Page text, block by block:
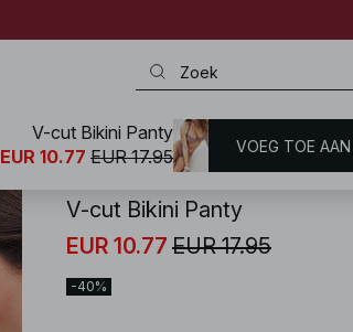
NA-KD / Zwemkleding Bikini's /
V-cut Bikini Panty
EUR 10.77 EUR 17.95
-40%
V-cut Bikini Panty
EUR 10.77 EUR 17.95 VOEG TOE